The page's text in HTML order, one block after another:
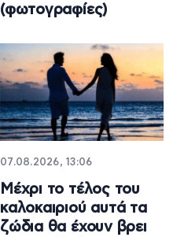
(φωτογραφίες)
07.08.2026, 13:06
Μέχρι το τέλος του
καλοκαιριού αυτά τα
ζώδια θα έχουν βρει